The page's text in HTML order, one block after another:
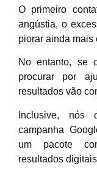
O primeiro
angústia, o
piorar ainda mais
No entanto, se
procurar por
resultados vão
Inclusive, nós
campanha
um pacote
resultados